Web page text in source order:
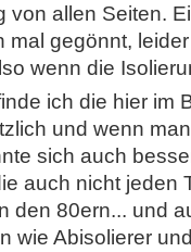
von allen Seiten.
mal gegönnt,
wenn die
ich die hier im
und wenn
sich auch
auch nicht jeden
den 80ern... und
wie Abisolierer